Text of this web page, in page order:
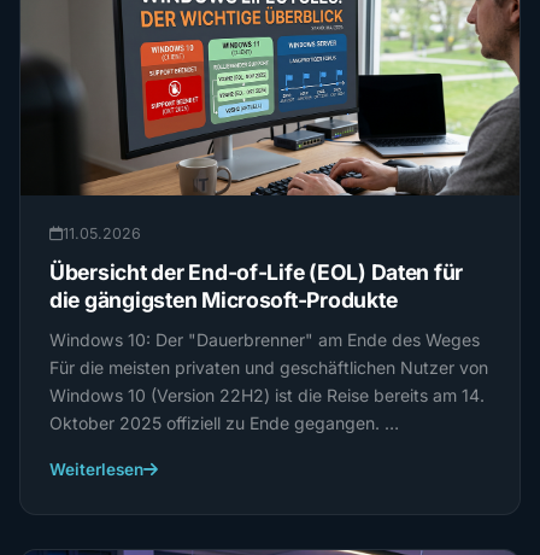
11.05.2026
Übersicht der End-of-Life (EOL) Daten für
die gängigsten Microsoft-Produkte
Windows 10: Der "Dauerbrenner" am Ende des Weges
Für die meisten privaten und geschäftlichen Nutzer von
Windows 10 (Version 22H2) ist die Reise bereits am 14.
Oktober 2025 offiziell zu Ende gegangen. …
Weiterlesen